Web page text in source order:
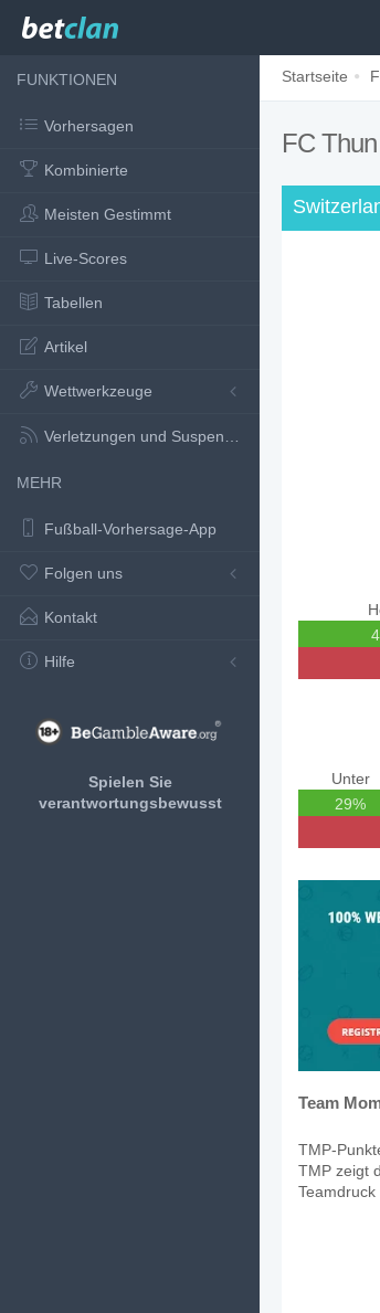
FUNKTIONEN
Vorhersagen
Kombinierte
Meisten Gestimmt
Live-Scores
Tabellen
Artikel
Wettwerkzeuge
Verletzungen und Suspensionen
MEHR
Fußball-Vorhersage-App
Folgen uns
Kontakt
Hilfe
Spielen Sie
verantwortungsbewusst
Startseite
FC
Unter
29%
Team
TMP-
TMP zeigt